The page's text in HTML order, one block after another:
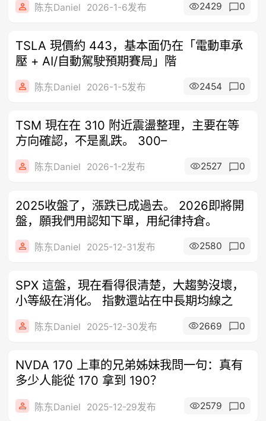
陈东Daniel 2026-1-6发布 2429 0
TSLA 現價約 443，基本面仍在「電動車承
壓 + AI/自動駕駛預期賽局」階
陈东Daniel 2026-1-5发布 2454 0
TSM 現在在 310 附近震盪整理，主要在等
方向確認，不​​是亂跌。 300–
陈东Daniel 2026-1-2发布 2527 0
2025收盤了，漲跌已成過去。 2026即將開
盤，願我們用認知下單，用紀律持倉。
陈东Daniel 2025-12-31发布 2580 0
SPX 這盤，現在看得很清楚，大趨勢沒壞，
小等級在消化。 指數還站在中長期均線之
陈东Daniel 2025-12-30发布 2669 0
NVDA 170 上車的兄弟姊妹我問一句：真有
多少人能從 170 拿到 190？
陈东Daniel 2025-12-29发布 2579 0